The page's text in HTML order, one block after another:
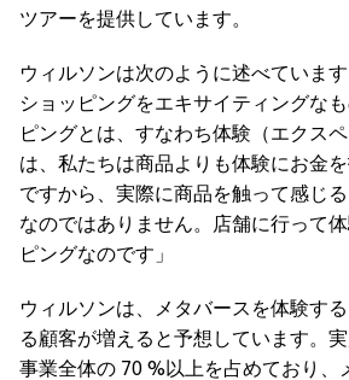
ツアーを提供しています。
ウィルソンは次のように述べていま
ショッピングをエキサイティングな
ピングとは、すなわち体験（エクス
は、私たちは商品よりも体験にお金を
ですから、実際に商品を触って感じ
なのではありません。店舗に行って
ピングなのです」
ウィルソンは、メタバースを体験す
る顧客が増えると予想しています。
事業全体の 70 %以上を占めており、